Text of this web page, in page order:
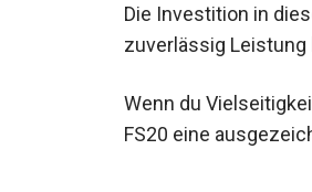
Die Investition in
zuverlässig Leistung
Wenn du
FS20 eine